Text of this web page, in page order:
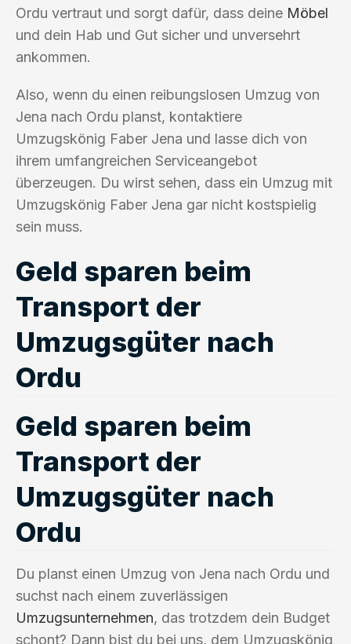
Ordu vertraut und sorgt dafür, dass deine Möbel
und dein Hab und Gut sicher und unversehrt
ankommen.
Also, wenn du einen reibungslosen Umzug von
Jena nach Ordu planst, kontaktiere
Umzugskönig Faber Jena und lasse dich von
ihrem umfangreichen Serviceangebot
überzeugen. Du wirst sehen, dass ein Umzug mit
Umzugskönig Faber Jena gar nicht kostspielig
sein muss.
Geld sparen beim
Transport der
Umzugsgüter nach
Ordu
Geld sparen beim
Transport der
Umzugsgüter nach
Ordu
Du planst einen Umzug von Jena nach Ordu und
suchst nach einem zuverlässigen
Umzugsunternehmen, das trotzdem dein Budget
schont? Dann bist du bei uns, dem Umzugskönig